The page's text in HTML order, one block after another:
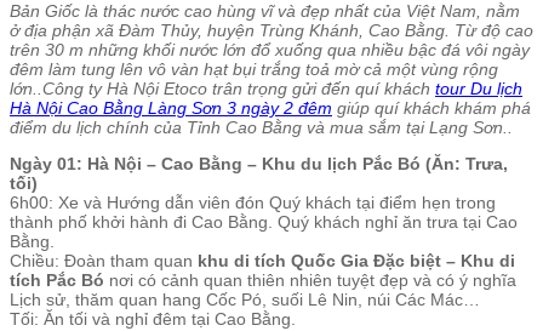
Bản Giốc là thác nước cao hùng vĩ và đẹp nhất của Việt Nam, nằm
ở địa phận xã Ðàm Thủy, huyện Trùng Khánh, Cao Bằng. Từ độ cao
trên 30 m những khối nước lớn đổ xuống qua nhiều bậc đá vôi ngày
đêm làm tung lên vô vàn hạt bụi trắng toả mờ cả một vùng rộng
lớn..Công ty Hà Nội Etoco trân trọng gửi đến quí khách tour Du lịch
Hà Nội Cao Bằng Làng Sơn 3 ngày 2 đêm giúp quí khách khám phá
điểm du lịch chính của Tỉnh Cao Bằng và mua sắm tại Lạng Sơn..
Ngày 01: Hà Nội – Cao Bằng – Khu du lịch Pắc Bó (Ăn: Trưa,
tối)
6h00: Xe và Hướng dẫn viên đón Quý khách tại điểm hẹn trong
thành phố khởi hành đi Cao Bằng. Quý khách nghỉ ăn trưa tại Cao
Bằng.
Chiều: Đoàn tham quan khu di tích Quốc Gia Đặc biệt – Khu di
tích Pắc Bó nơi có cảnh quan thiên nhiên tuyệt đẹp và có ý nghĩa
Lịch sử, thăm quan hang Cốc Pó, suối Lê Nin, núi Các Mác…
Tối: Ăn tối và nghỉ đêm tại Cao Bằng.